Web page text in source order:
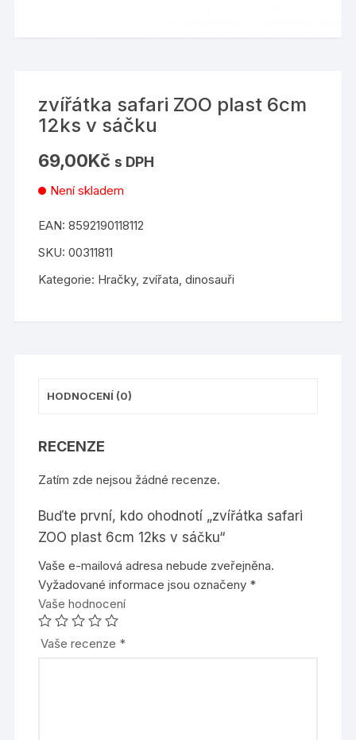
zvířátka safari ZOO plast 6cm
12ks v sáčku
69,00Kč s DPH
Není skladem
EAN:8592190118112
SKU:00311811
Kategorie: Hračky, zvířata, dinosauři
HODNOCENÍ (0)
RECENZE
Zatím zde nejsou žádné recenze.
Buďte první, kdo ohodnotí „zvířátka safari
ZOO plast 6cm 12ks v sáčku“
Vaše e-mailová adresa nebude zveřejněna.
Vyžadované informace jsou označeny *
Vaše hodnocení
Vaše recenze *